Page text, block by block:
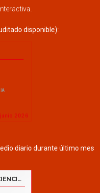
disponible):
diario durante último mes